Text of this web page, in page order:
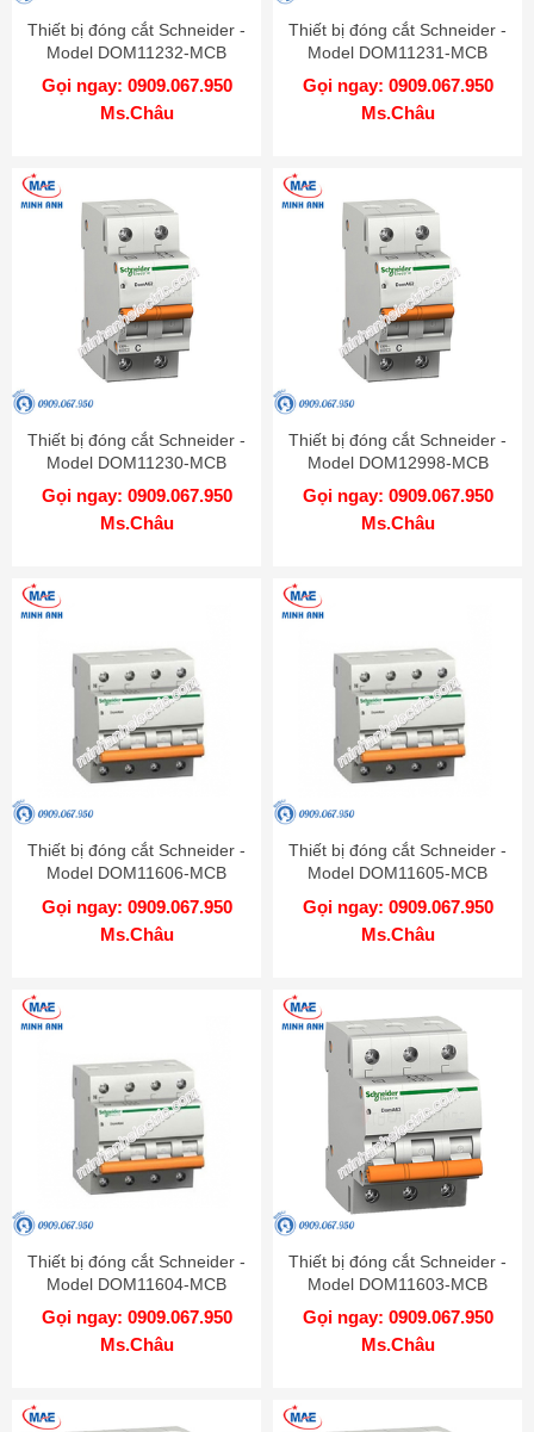
Thiết bị đóng cắt Schneider -
Model DOM11232-MCB
Gọi ngay: 0909.067.950
Ms.Châu
Thiết bị đóng cắt Schneider -
Model DOM11231-MCB
Gọi ngay: 0909.067.950
Ms.Châu
Thiết bị đóng cắt Schneider -
Model DOM11230-MCB
Gọi ngay: 0909.067.950
Ms.Châu
Thiết bị đóng cắt Schneider -
Model DOM12998-MCB
Gọi ngay: 0909.067.950
Ms.Châu
Thiết bị đóng cắt Schneider -
Model DOM11606-MCB
Gọi ngay: 0909.067.950
Ms.Châu
Thiết bị đóng cắt Schneider -
Model DOM11605-MCB
Gọi ngay: 0909.067.950
Ms.Châu
Thiết bị đóng cắt Schneider -
Model DOM11604-MCB
Gọi ngay: 0909.067.950
Ms.Châu
Thiết bị đóng cắt Schneider -
Model DOM11603-MCB
Gọi ngay: 0909.067.950
Ms.Châu